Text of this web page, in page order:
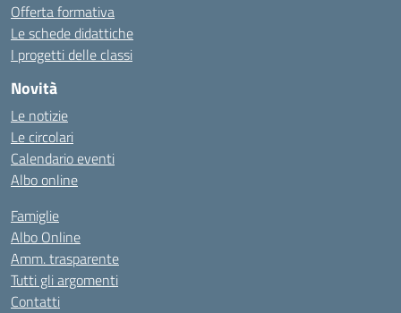
Offerta formativa
Le schede didattiche
I progetti delle classi
Novità
Le notizie
Le circolari
Calendario eventi
Albo online
Famiglie
Albo Online
Amm. trasparente
Tutti gli argomenti
Contatti